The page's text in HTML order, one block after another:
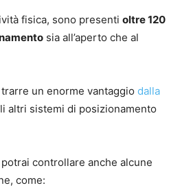
fisica, sono presenti oltre 120
sia all’aperto che al
un enorme vantaggio dalla
altri sistemi di posizionamento
controllare anche alcune
come: